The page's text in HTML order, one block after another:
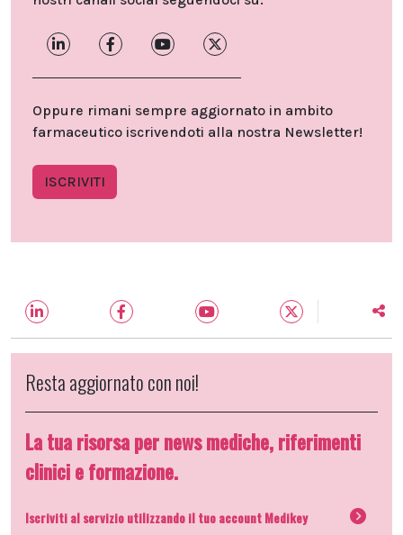
Oppure rimani sempre aggiornato in ambito
farmaceutico iscrivendoti alla nostra Newsletter!
ISCRIVITI
Resta aggiornato con noi!
La tua risorsa per news mediche, riferimenti
clinici e formazione.
Iscriviti al servizio utilizzando il tuo account Medikey